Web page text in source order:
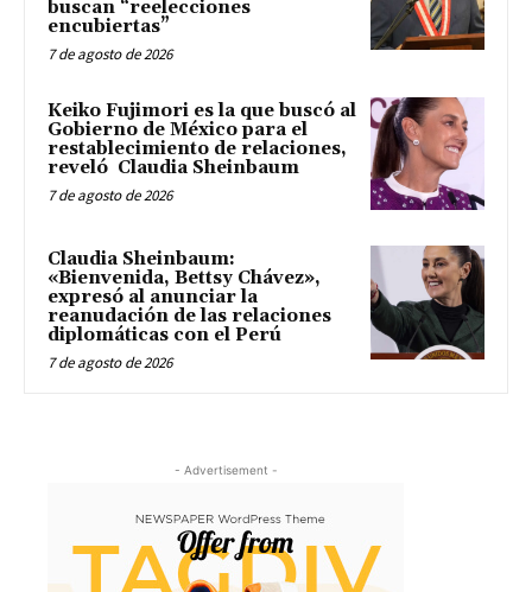
buscan “reelecciones
encubiertas”
7 de agosto de 2026
Keiko Fujimori es la que buscó al
Gobierno de México para el
restablecimiento de relaciones,
reveló Claudia Sheinbaum
7 de agosto de 2026
Claudia Sheinbaum:
«Bienvenida, Bettsy Chávez»,
expresó al anunciar la
reanudación de las relaciones
diplomáticas con el Perú
7 de agosto de 2026
- Advertisement -